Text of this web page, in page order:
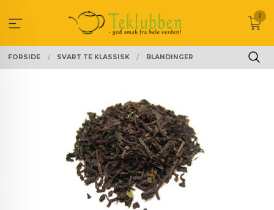
innholdet
0
FORSIDE SVART TE KLASSISK BLANDINGER